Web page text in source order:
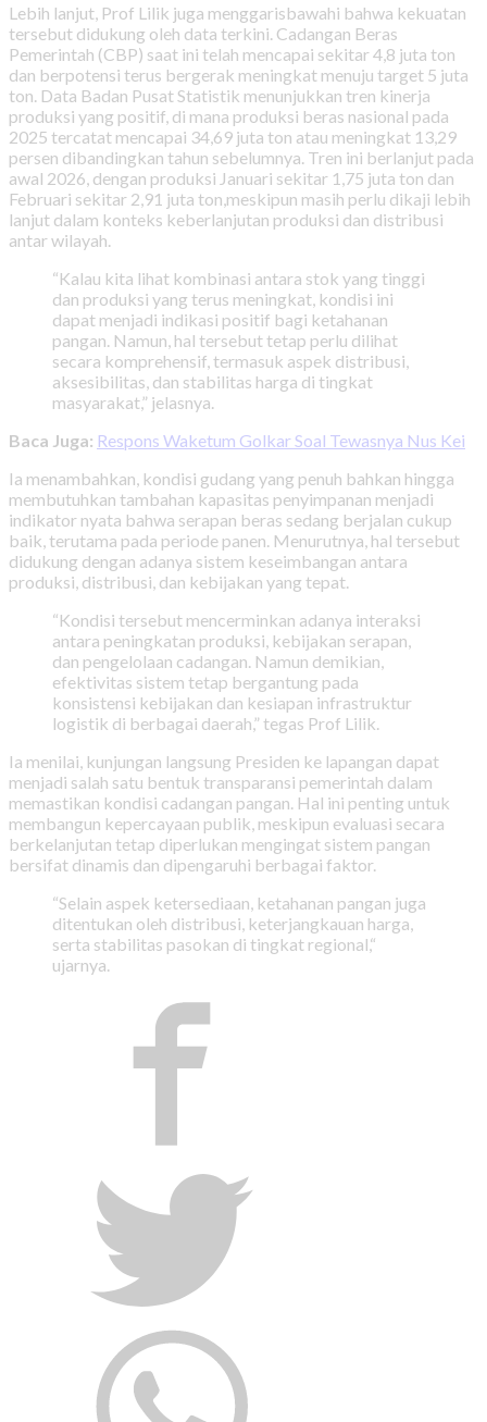
Lebih lanjut, Prof Lilik juga menggarisbawahi bahwa kekuatan
tersebut didukung oleh data terkini. Cadangan Beras
Pemerintah (CBP) saat ini telah mencapai sekitar 4,8 juta ton
dan berpotensi terus bergerak meningkat menuju target 5 juta
ton. Data Badan Pusat Statistik menunjukkan tren kinerja
produksi yang positif, di mana produksi beras nasional pada
2025 tercatat mencapai 34,69 juta ton atau meningkat 13,29
persen dibandingkan tahun sebelumnya. Tren ini berlanjut pada
awal 2026, dengan produksi Januari sekitar 1,75 juta ton dan
Februari sekitar 2,91 juta ton,meskipun masih perlu dikaji lebih
lanjut dalam konteks keberlanjutan produksi dan distribusi
antar wilayah.
“Kalau kita lihat kombinasi antara stok yang tinggi
dan produksi yang terus meningkat, kondisi ini
dapat menjadi indikasi positif bagi ketahanan
pangan. Namun, hal tersebut tetap perlu dilihat
secara komprehensif, termasuk aspek distribusi,
aksesibilitas, dan stabilitas harga di tingkat
masyarakat,” jelasnya.
Baca Juga: Respons Waketum Golkar Soal Tewasnya Nus Kei
Ia menambahkan, kondisi gudang yang penuh bahkan hingga
membutuhkan tambahan kapasitas penyimpanan menjadi
indikator nyata bahwa serapan beras sedang berjalan cukup
baik, terutama pada periode panen. Menurutnya, hal tersebut
didukung dengan adanya sistem keseimbangan antara
produksi, distribusi, dan kebijakan yang tepat.
“Kondisi tersebut mencerminkan adanya interaksi
antara peningkatan produksi, kebijakan serapan,
dan pengelolaan cadangan. Namun demikian,
efektivitas sistem tetap bergantung pada
konsistensi kebijakan dan kesiapan infrastruktur
logistik di berbagai daerah,” tegas Prof Lilik.
Ia menilai, kunjungan langsung Presiden ke lapangan dapat
menjadi salah satu bentuk transparansi pemerintah dalam
memastikan kondisi cadangan pangan. Hal ini penting untuk
membangun kepercayaan publik, meskipun evaluasi secara
berkelanjutan tetap diperlukan mengingat sistem pangan
bersifat dinamis dan dipengaruhi berbagai faktor.
“Selain aspek ketersediaan, ketahanan pangan juga
ditentukan oleh distribusi, keterjangkauan harga,
serta stabilitas pasokan di tingkat regional,“
ujarnya.